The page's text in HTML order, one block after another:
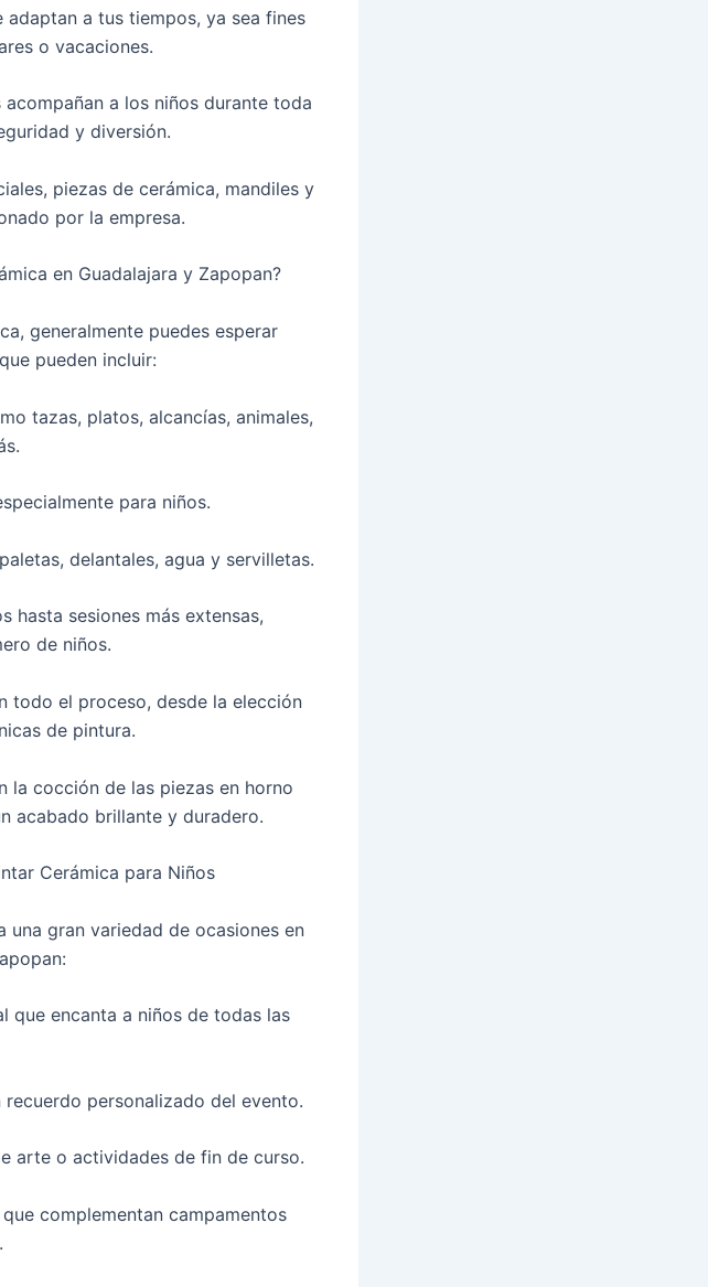
adaptan a tus tiempos, ya sea fines
o vacaciones.
a los niños durante toda
y diversión.
piezas de cerámica, mandiles y
por la empresa.
en Guadalajara y Zapopan?
generalmente puedes esperar
pueden incluir:
tazas, platos, alcancías, animales,
para niños.
delantales, agua y servilletas.
hasta sesiones más extensas,
de niños.
todo el proceso, desde la elección
de pintura.
la cocción de las piezas en horno
acabado brillante y duradero.
Cerámica para Niños
gran variedad de ocasiones en
que encanta a niños de todas las
personalizado del evento.
arte o actividades de fin de curso.
complementan campamentos